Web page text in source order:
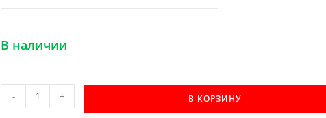
В наличии
Количество
товара
- + В КОРЗИНУ